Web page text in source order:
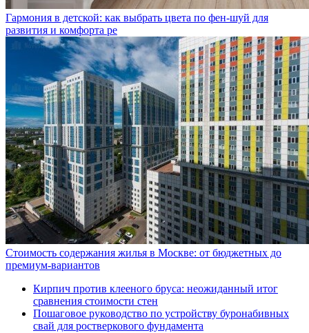
Гармония в детской: как выбрать цвета по фен-шуй для
развития и комфорта ре
Стоимость содержания жилья в Москве: от бюджетных до
премиум-вариантов
Кирпич против клееного бруса: неожиданный итог
сравнения стоимости стен
Пошаговое руководство по устройству буронабивных
свай для ростверкового фундамента